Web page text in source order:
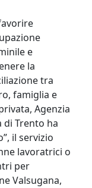
e
la
tra
famiglia e
Agenzia
di Trento ha
il servizio
lavoratrici o
per
Valsugana,